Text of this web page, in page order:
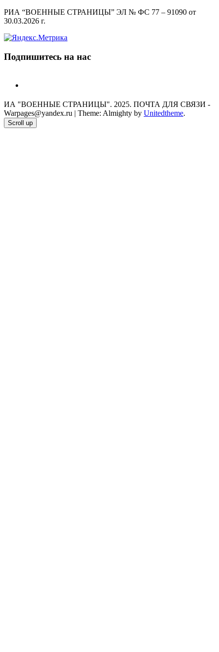
РИА “ВОЕННЫЕ СТРАНИЦЫ” ЭЛ № ФС 77 – 91090 от
30.03.2026 г.
Подпишитесь на нас
ИА "ВОЕННЫЕ СТРАНИЦЫ". 2025. ПОЧТА ДЛЯ СВЯЗИ -
Warpages@yandex.ru | Theme: Almighty by Unitedtheme.
Scroll up